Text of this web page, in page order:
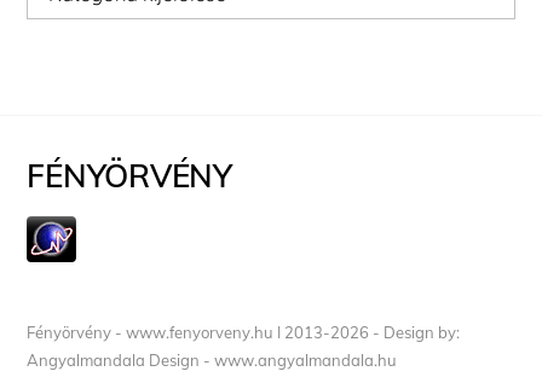
FÉNYÖRVÉNY
Fényörvény - www.fenyorveny.hu I 2013-2026 - Design by:
Angyalmandala Design - www.angyalmandala.hu